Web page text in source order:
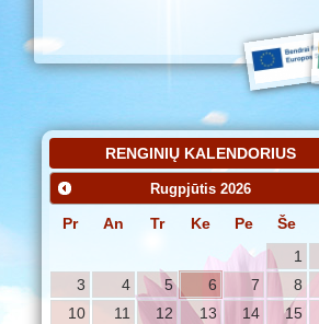
RENGINIŲ KALENDORIUS
Rugpjūtis 2026
Pr An Tr Ke Pe Še
1
3
4 5 6 7 8
10
11 12 13 14 15